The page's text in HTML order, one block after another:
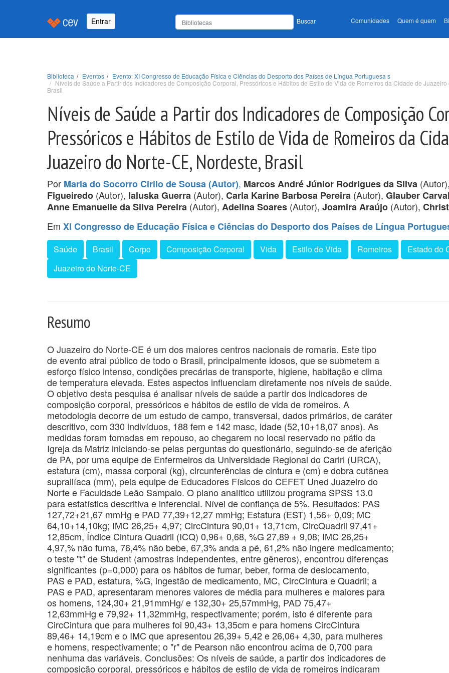
Entrar Buscar Comunidades Quem é quem
Biblioteca Eventos
Evento: XI Congresso de Educação Física e Ciências do Desporto dos Países de Língua Portuguesa s
Níveis de Saúde a Partir dos Indicadores de Composição Corporal, Pressóricos e Hábitos de Estilo de Vida de Romeiros da Cidade de Juazeiro
Brasil
Níveis de Saúde a Partir dos Indicadores de Composição
Pressóricos e Hábitos de Estilo de Vida de Romeiros da
Juazeiro do Norte-CE, Nordeste, Brasil
Por Maria do Socorro Cirilo de Sousa (Autor), Marcos André Júnior Rodrigues da Silva (Autor),
Figueiredo (Autor), Ialuska Guerra (Autor), Carla Karine Barbosa Pereira (Autor), Glauber
Anne Emanuelle da Silva Pereira (Autor), Adelina Soares (Autor), Joamira Araújo (Autor),
Em XI Congresso de Educação Física e Ciências do Desporto dos Países de Língua
Saúde Brasil Corpo Composição Corporal Vida Estilo de Vida Romeiros
Estado do
Juazeiro do Norte-CE
Resumo
O Juazeiro do Norte-CE é um dos maiores centros nacionais de romaria. Este tipo
de evento atrai público de todo o Brasil, principalmente idosos, que se submetem a
esforço físico intenso, condições precárias de transporte, higiene, habitação e clima
de temperatura elevada. Estes aspectos influenciam diretamente nos níveis de saúde.
O objetivo desta pesquisa é analisar níveis de saúde a partir dos indicadores de
composição corporal, pressóricos e hábitos de estilo de vida de romeiros. A
metodologia decorre de um estudo de campo, transversal, dados primários, de caráter
descritivo, com 330 indivíduos, 188 fem e 142 masc, idade (52,10+18,07 anos). As
medidas foram tomadas em repouso, ao chegarem no local reservado no pátio da
Igreja da Matriz iniciando-se pelas perguntas do questionário, seguindo-se de aferição
de PA, por uma equipe de Enfermeiros da Universidade Regional do Cariri (URCA),
estatura (cm), massa corporal (kg), circunferências de cintura e (cm) e dobra cutânea
suprailíaca (mm), pela equipe de Educadores Físicos do CEFET Uned Juazeiro do
Norte e Faculdade Leão Sampaio. O plano analítico utilizou programa SPSS 13.0
para estatística descritiva e inferencial. Nível de confiança de 5%. Resultados: PAS
127,72+21,67 mmHg e PAD 77,39+12,27 mmHg; Estatura (EST) 1,56+ 0,09; MC
64,10+14,10kg; IMC 26,25+ 4,97; CircCintura 90,01+ 13,71cm, CircQuadril 97,41+
12,85cm, Índice Cintura Quadril (ICQ) 0,96+ 0,68, %G 27,89 + 9,08; IMC 26,25+
4,97,% não fuma, 76,4% não bebe, 67,3% anda a pé, 61,2% não ingere medicamento;
o teste "t" de Student (amostras independentes, entre gêneros), encontrou diferenças
significantes (p=0,000) para os hábitos de fumar, beber, forma de deslocamento,
PAS e PAD, estatura, %G, ingestão de medicamento, MC, CircCintura e Quadril; a
PAS e PAD, apresentaram menores valores de média para mulheres e maiores para
os homens, 124,30+ 21,91mmHg/ e 132,30+ 25,57mmHg, PAD 75,47+
12,63mmHg e 79,92+ 11,32mmHg, respectivamente; porém, isto é diferente para
CircCintura que para mulheres foi 90,43+ 13,35cm e para homens CircCintura
89,46+ 14,19cm e o IMC que apresentou 26,39+ 5,42 e 26,06+ 4,30, para mulheres
e homens, respectivamente; o "r" de Pearson não encontrou acima de 0,700 para
nenhuma das variáveis. Conclusões: Os níveis de saúde, a partir dos indicadores de
composição corporal, pressóricos e hábitos de estilo de vida de romeiros indicaram